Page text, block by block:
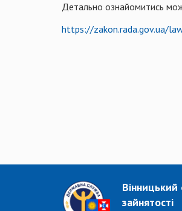
Детально ознайомитись
https://zakon.rada.gov.ua/
зайнятості